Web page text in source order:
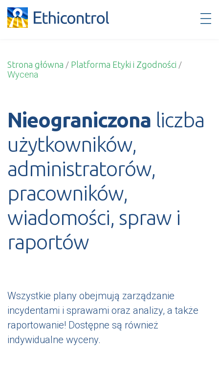
Polski
Strona główna / Platforma Etyki i Zgodności /
Wycena
Nieograniczona liczba
użytkowników,
administratorów,
pracowników,
wiadomości, spraw i
raportów
Wszystkie plany obejmują zarządzanie
incydentami i sprawami oraz analizy, a także
raportowanie! Dostępne są również
indywidualne wyceny.